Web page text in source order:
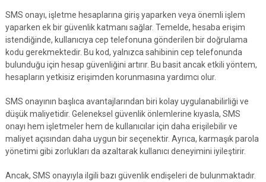
SMS onayı, işletme hesaplarına giriş yaparken veya önemli işlem
yaparken ek bir güvenlik katmanı sağlar. Temelde, hesaba erişim
istendiğinde, kullanıcıya cep telefonuna gönderilen bir doğrulama
kodu gerekmektedir. Bu kod, yalnızca sahibinin cep telefonunda
bulunduğu için hesap güvenliğini artırır. Bu basit ancak etkili yöntem,
hesapların yetkisiz erişimden korunmasına yardımcı olur.
SMS onayının başlıca avantajlarından biri kolay uygulanabilirliği ve
düşük maliyetidir. Geleneksel güvenlik önlemlerine kıyasla, SMS
onayı hem işletmeler hem de kullanıcılar için daha erişilebilir ve
maliyet açısından daha uygun bir seçenektir. Ayrıca, karmaşık parola
yönetimi gibi zorlukları da azaltarak kullanıcı deneyimini iyileştirir.
Ancak, SMS onayıyla ilgili bazı güvenlik endişeleri de bulunmaktadır.